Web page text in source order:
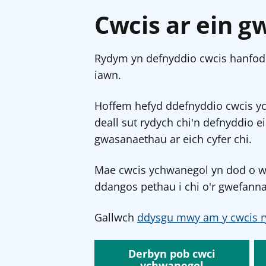
Cwcis ar ein
Rydym yn defnyddio cwcis
iawn.
Hoffem hefyd ddefnyddio cwcis
deall sut rydych chi'n defnyddio
gwasanaethau ar eich cyfer chi.
Mae cwcis ychwanegol yn dod o
ddangos pethau i chi o'r
Gallwch ddysgu mwy am y cwcis
Derbyn pob cwci